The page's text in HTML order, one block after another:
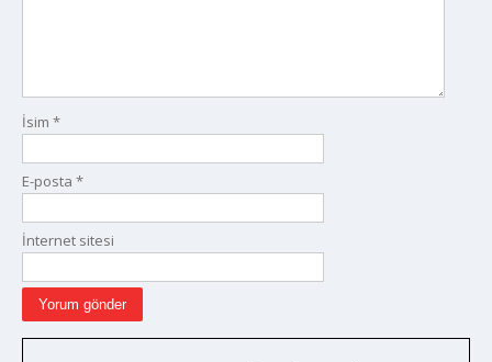
İsim *
E-posta *
İnternet sitesi